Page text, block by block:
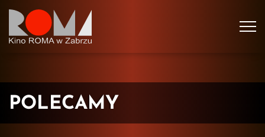
POLECAMY